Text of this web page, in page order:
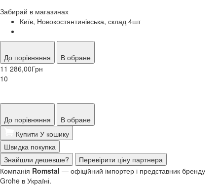
Забирай в магазинах
Київ, Новокостянтинівська, склад 4шт
До порівняння
В обране
11 286,00Грн
10
До порівняння
В обране
Купити У кошику
Швидка покупка
Знайшли дешевше?
Перевірити ціну партнера
Компанія Romstal — офіційний імпортер і представник бренду
Grohe в Україні.